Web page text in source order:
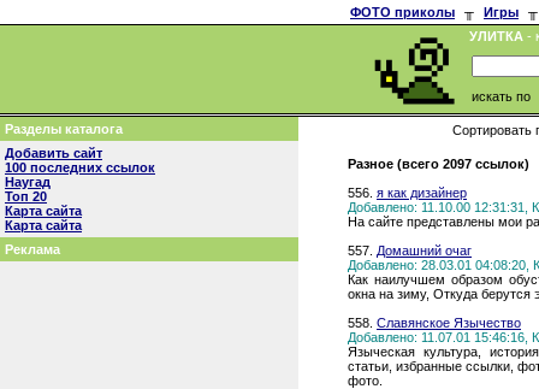
ФОТО приколы ╥ Игры
╥
УЛИТКА -
искать по
Разделы каталога
Добавить сайт
100 последних ссылок
Наугад
Топ 20
Карта сайта
Карта сайта
Реклама
Сортировать
Разное (всего 2097 ссылок)
556. я как дизайнер
Добавлено: 11.10.00 12:31:31,
На сайте представлены мои
557. Домашний очаг
Добавлено: 28.03.01 04:08:20,
Как наилучшем образом
окна на зиму, Откуда берутся
558. Славянское Язычество
Добавлено: 11.07.01 15:46:16,
Языческая культура,
статьи, избранные ссылки,
фото.